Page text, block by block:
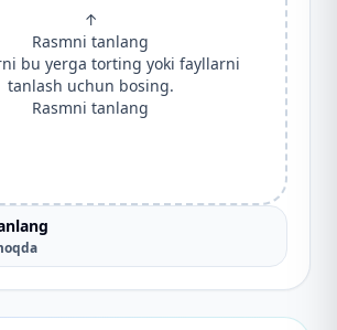
↑
Rasmni tanlang
bu yerga torting yoki fayllarni
tanlash uchun bosing.
Rasmni tanlang